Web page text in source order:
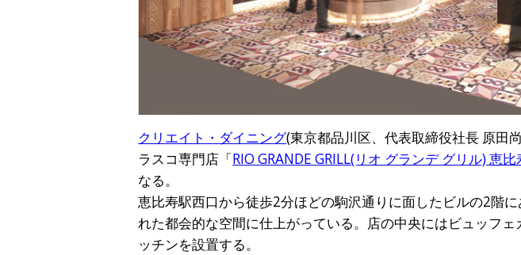
クリエイト・ダイニング(東京都品川区、代表取締役社長 原田
ラスコ専門店「RIO GRANDE GRILL(リオ グランデ グリル) 恵比
なる。
恵比寿駅西口から徒歩2分ほどの駒沢通りに面したビルの2階
れた都会的な空間に仕上がっている。店の中央にはビュッフ
ッチンを設置する。